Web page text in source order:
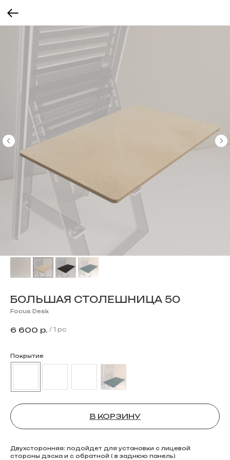
БОЛЬШАЯ СТОЛЕШНИЦА 50
Focus Desk
6 600 р. / 1 pc
Покрытие
В КОРЗИНУ
Двухсторонняя: подойдет для установки с лицевой
стороны дэска и с обратной ( в заднюю панель)